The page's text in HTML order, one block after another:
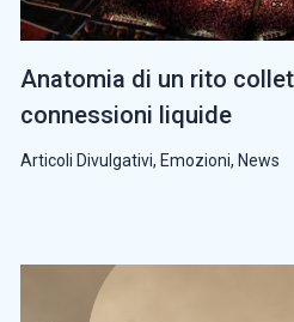
Anatomia di un rito
connessioni liquide
Articoli Divulgativi, Emozioni, News